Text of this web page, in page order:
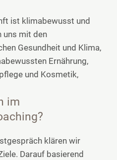
ist klimabewusst und
uns mit den
Gesundheit und Klima,
Ernährung,
und Kosmetik,
im
klären wir
Darauf basierend